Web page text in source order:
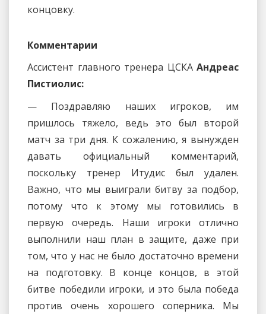
концовку.
Комментарии
Ассистент главного тренера ЦСКААндреас
Пистиолис:
— Поздравляю наших игроков, им
пришлось тяжело, ведь это был второй
матч за три дня. К сожалению, я вынужден
давать официальный комментарий,
поскольку тренер Итудис был удален.
Важно, что мы выиграли битву за подбор,
потому что к этому мы готовились в
первую очередь. Наши игроки отлично
выполнили наш план в защите, даже при
том, что у нас не было достаточно времени
на подготовку. В конце концов, в этой
битве победили игроки, и это была победа
против очень хорошего соперника. Мы